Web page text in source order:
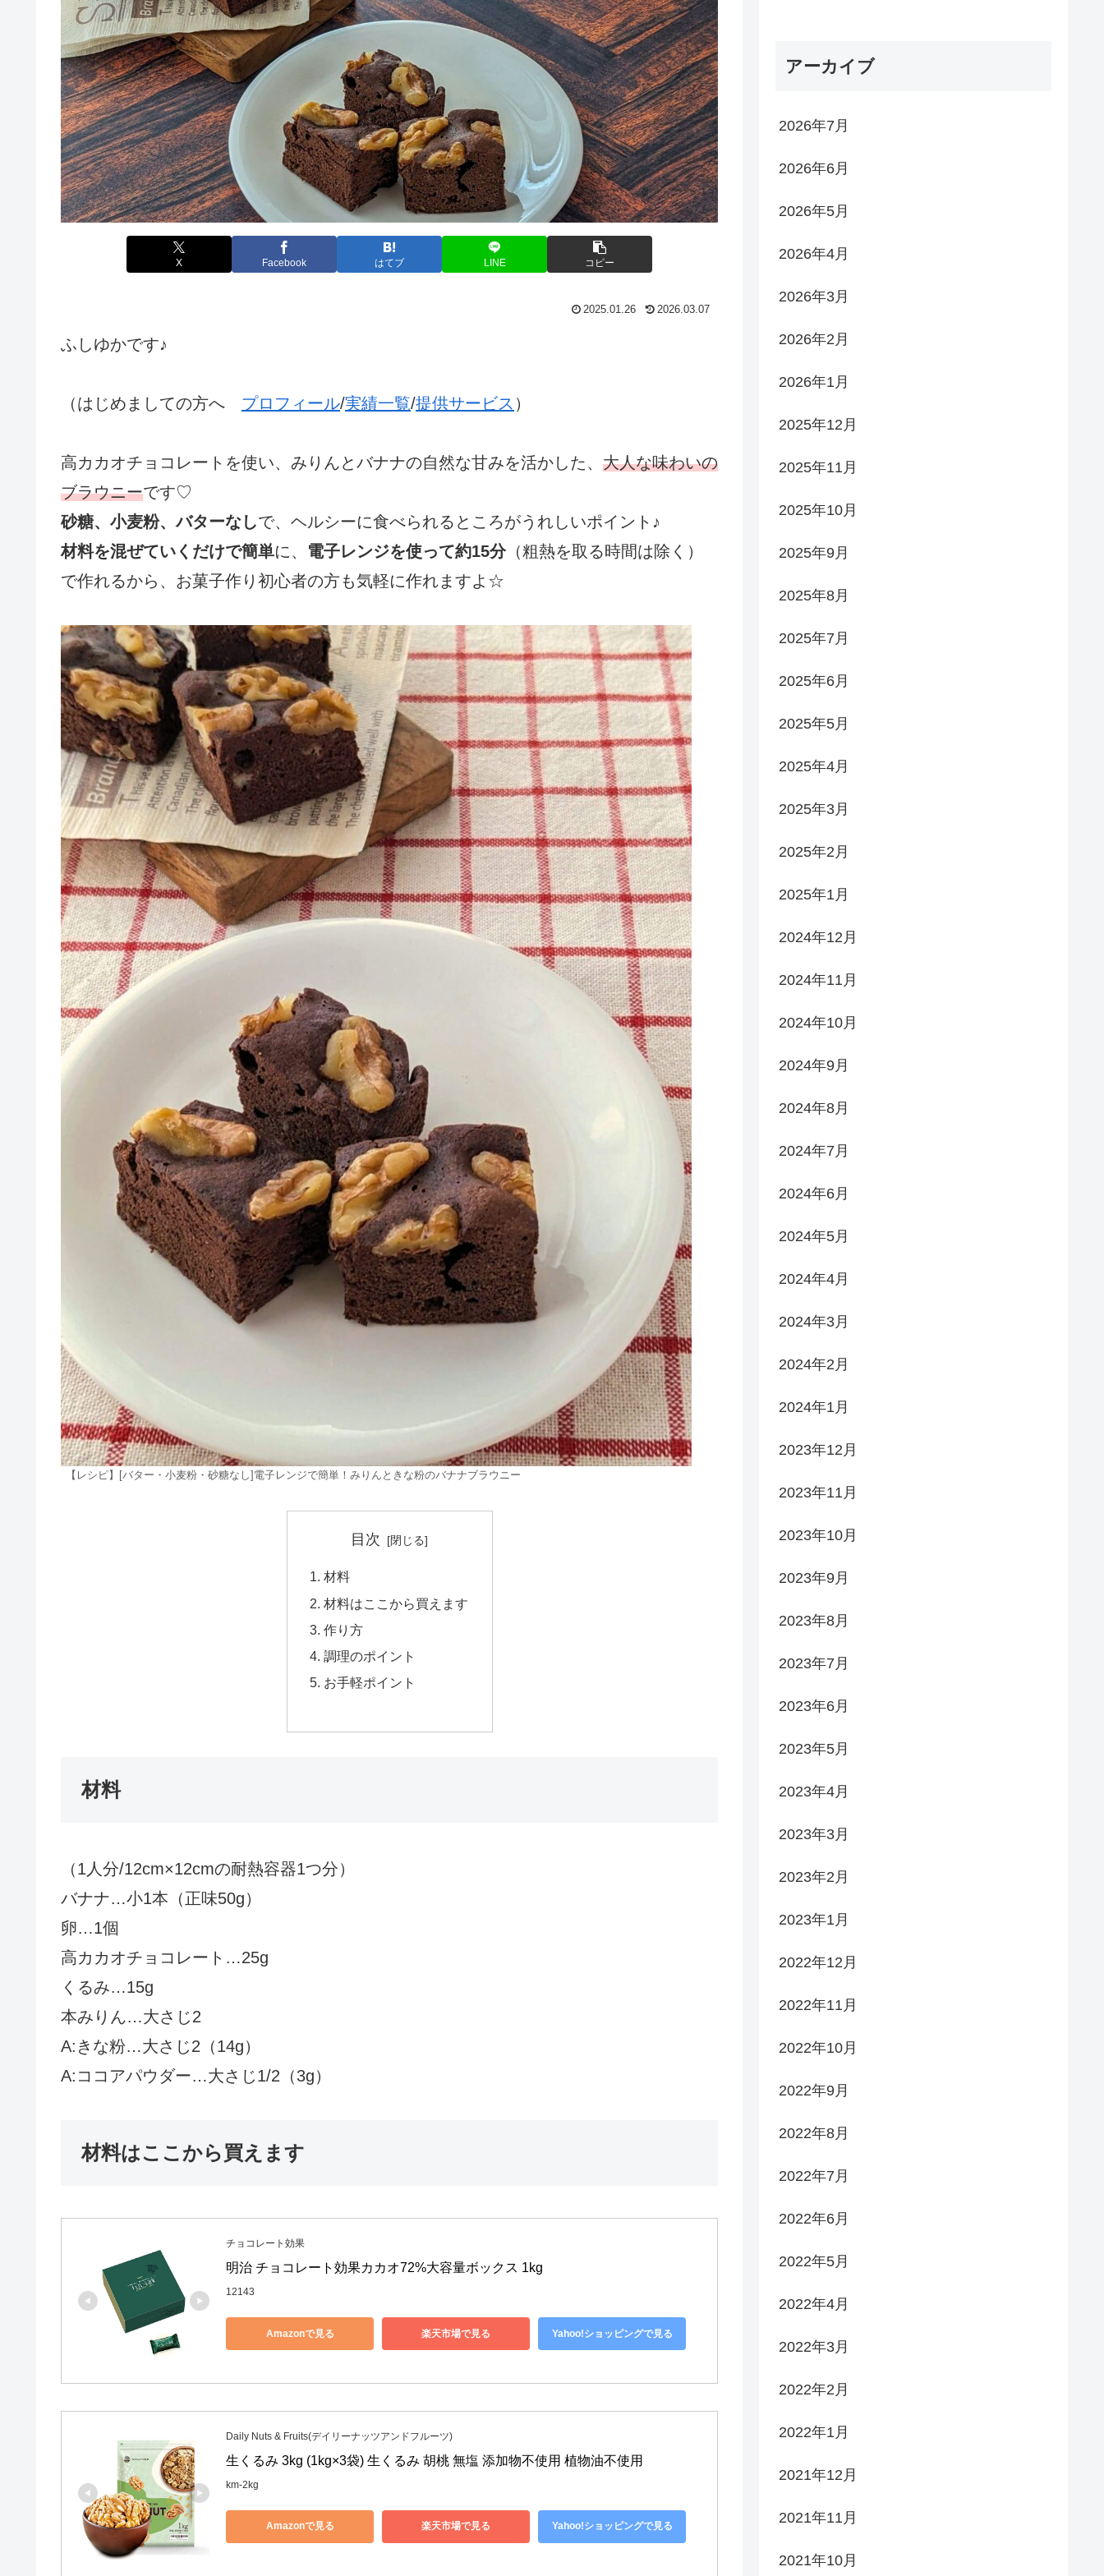
X Facebook はてブ LINE コピー
2025.01.26 2026.03.07
ふしゆかです♪
（はじめましての方へ プロフィール/実績一覧/提供サービス ）
高カカオチョコレートを使い、みりんとバナナの自然な甘みを活かした、 大人な味わいの
ブラウニーです♡
砂糖、小麦粉、バターなしで、ヘルシーに食べられるところがうれしいポイント♪
材料を混ぜていくだけで簡単に、 電子レンジを使って約15分（粗熱を取る時間は除く）
で作れるから、お菓子作り初心者の方も気軽に作れますよ☆
【レシピ】[バター・小麦粉・砂糖なし]電子レンジで簡単！みりんときな粉のバナナブラウニー
目次
材料
材料はここから買えます
作り方
調理のポイント
お手軽ポイント
材料
（1人分/12cm×12cmの耐熱容器1つ分）
バナナ…小1本（正味50g）
卵…1個
高カカオチョコレート…25g
くるみ…15g
本みりん…大さじ2
A:きな粉…大さじ2（14g）
A:ココアパウダー…大さじ1/2（3g）
材料はここから買えます
チョコレート効果
明治 チョコレート効果カカオ72%大容量ボックス 1kg
12143
Amazonで見る 楽天市場で見る Yahoo!ショッピングで見る
Daily Nuts & Fruits(デイリーナッツアンドフルーツ)
生くるみ 3kg (1kg×3袋) 生くるみ 胡桃 無塩 添加物不使用 植物油不使用
km-2kg
Amazonで見る 楽天市場で見る Yahoo!ショッピングで見る
アーカイブ
2026年7月
2026年6月
2026年5月
2026年4月
2026年3月
2026年2月
2026年1月
2025年12月
2025年11月
2025年10月
2025年9月
2025年8月
2025年7月
2025年6月
2025年5月
2025年4月
2025年3月
2025年2月
2025年1月
2024年12月
2024年11月
2024年10月
2024年9月
2024年8月
2024年7月
2024年6月
2024年5月
2024年4月
2024年3月
2024年2月
2024年1月
2023年12月
2023年11月
2023年10月
2023年9月
2023年8月
2023年7月
2023年6月
2023年5月
2023年4月
2023年3月
2023年2月
2023年1月
2022年12月
2022年11月
2022年10月
2022年9月
2022年8月
2022年7月
2022年6月
2022年5月
2022年4月
2022年3月
2022年2月
2022年1月
2021年12月
2021年11月
2021年10月